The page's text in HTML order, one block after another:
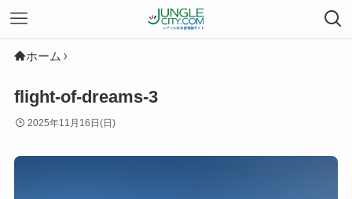
ホーム
flight-of-dreams-3
2025年11月16日(日)